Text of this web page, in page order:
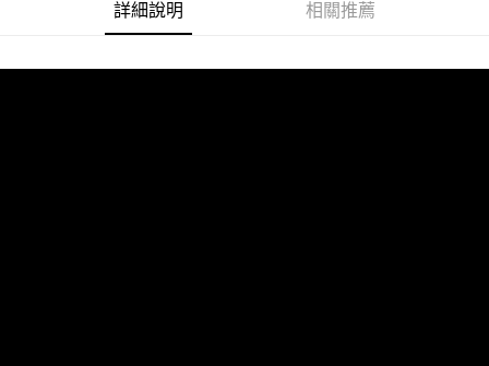
詳細說明 相關推薦